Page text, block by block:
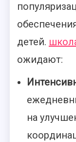
детей.
ожидают:
на